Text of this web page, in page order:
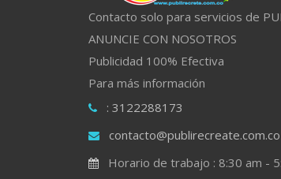
Contacto solo para servicios de
ANUNCIE CON NOSOTROS
Publicidad 100% Efectiva
Para más información
: 3122288173
contacto@publirecreate.com.co
Horario de trabajo : 8:30 am -